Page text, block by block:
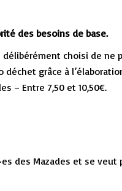
des besoins de base.
choisi de ne
grâce à
– Entre 7,50 et 10,50€.
des Mazades et se